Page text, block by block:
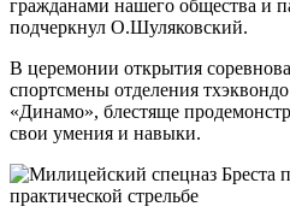
гражданами нашего общества и
подчеркнул О.Шуляковский.
В церемонии открытия
спортсмены отделения
«Динамо», блестяще
свои умения и навыки.